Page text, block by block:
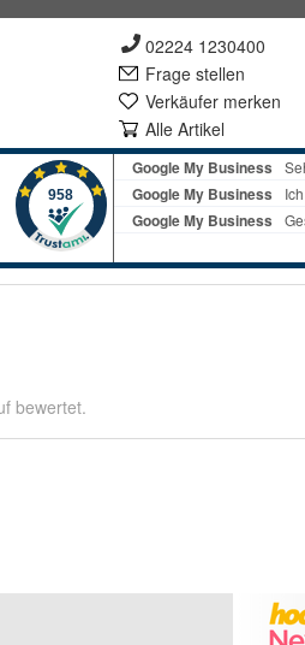
02224 1230400
Frage stellen
Verkäufer merken
Alle Artikel
bewertet.